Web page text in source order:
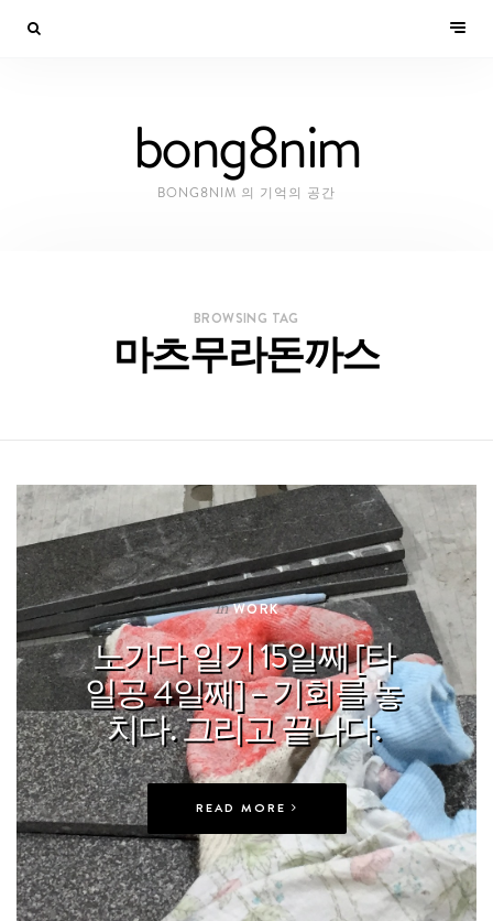
bong8nim
BONG8NIM 의 기억의 공간
BROWSING TAG
마츠무라돈까스
In WORK
노가다 일기 15일째 [타
일공 4일째] – 기회를 놓
치다. 그리고 끝나다.
READ MORE